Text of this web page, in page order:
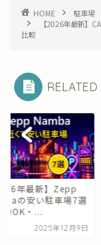
HOME
駐車場
【2026年最新】
比較
年最新】Zepp
の安い駐車場7選
約OK・...
2025年12月9日